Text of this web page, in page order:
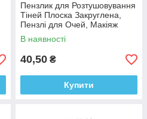
Пензлик для Розтушовування
Тіней Плоска Закруглена,
Пензлі для Очей, Макіяж
В наявності
40,50 ₴
Купити